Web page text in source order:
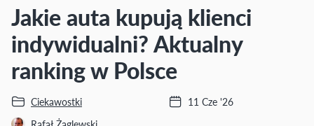
Jakie auta kupują klienci
indywidualni? Aktualny
ranking w Polsce
Ciekawostki
11 Cze '26